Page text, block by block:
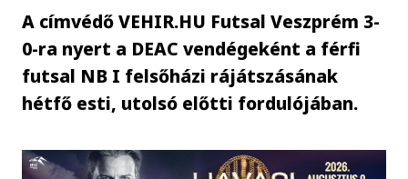
A címvédő VEHIR.HU Futsal Veszprém 3-
0-ra nyert a DEAC vendégeként a férfi
futsal NB I felsőházi rájátszásának
hétfő esti, utolsó előtti fordulójában.